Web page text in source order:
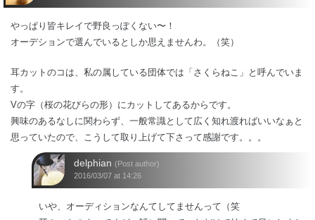
やっぱり皆キレイで野良っぽくない〜！
オーデションで選んでいるとしか思えませんわ。（笑）
耳カットのコは、私の属している団体では「さくらねこ」と呼んでいま
す。
Vの字（桜の花びらの形）にカットしてあるからです。
興味のあるなしに関わらず、一般常識として広く知れ渡ればいいなぁと
思っていたので、こうして取り上げて下さって感謝です。。。
delphian (Post author)
2016/03/07 at 14:26
いや、オーディションなんてしてませんって（笑